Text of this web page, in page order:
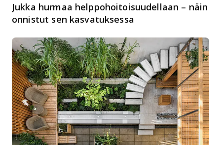
Jukka hurmaa helppohoitoisuudellaan – näin
onnistut sen kasvatuksessa